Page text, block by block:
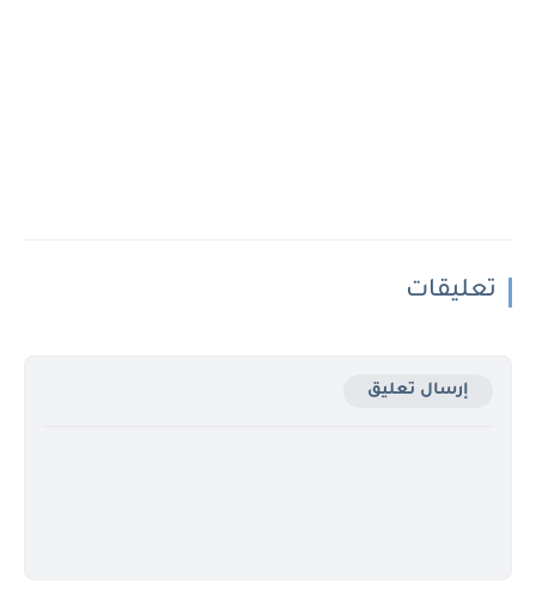
تعليقات
إرسال تعليق